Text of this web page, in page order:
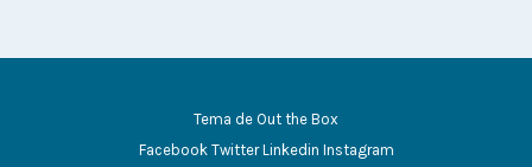
Tema de Out the Box
Facebook Twitter Linkedin Instagram